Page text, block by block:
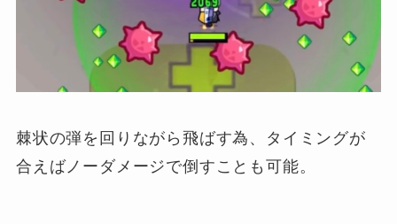
棘状の弾を回りながら飛ばす為、タイミングが
合えばノーダメージで倒すことも可能。